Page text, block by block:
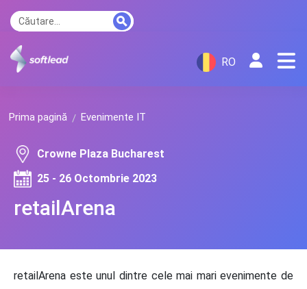
RO
Prima pagină Evenimente IT
retailArena
Crowne Plaza Bucharest
25 - 26 Octombrie 2023
retailArena este unul dintre cele mai mari evenimente de